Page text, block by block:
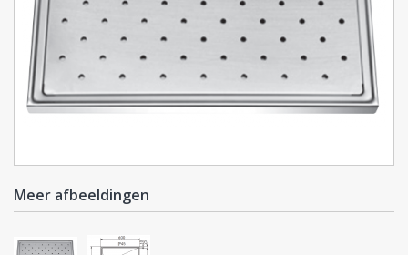
Meer afbeeldingen